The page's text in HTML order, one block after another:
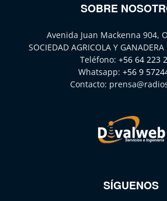
SOBRE
Avenida Juan Mackenna 904,
SOCIEDAD AGRICOLA Y
Teléfono: +56 64 223
Whatsapp: +56 9
Contacto:
SÍGUENOS